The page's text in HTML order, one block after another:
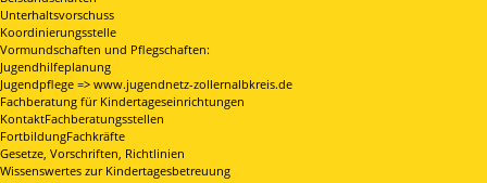
Unterhaltsvorschuss
Koordinierungsstelle
Vormundschaften und Pflegschaften:
Jugendhilfeplanung
Jugendpflege => www.jugendnetz-zollernalbkreis.de
Fachberatung für Kindertageseinrichtungen
KontaktFachberatungsstellen
FortbildungFachkräfte
Gesetze, Vorschriften, Richtlinien
Wissenswertes zur Kindertagesbetreuung